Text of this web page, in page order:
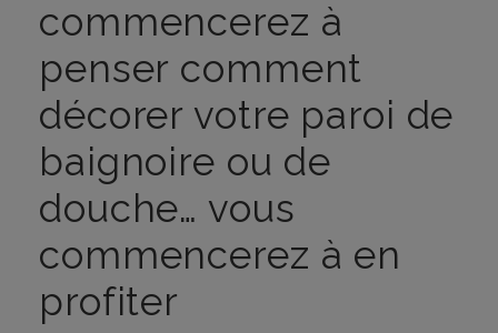
commencerez à
penser comment
décorer votre paroi de
baignoire ou de
douche… vous
commencerez à en
profiter